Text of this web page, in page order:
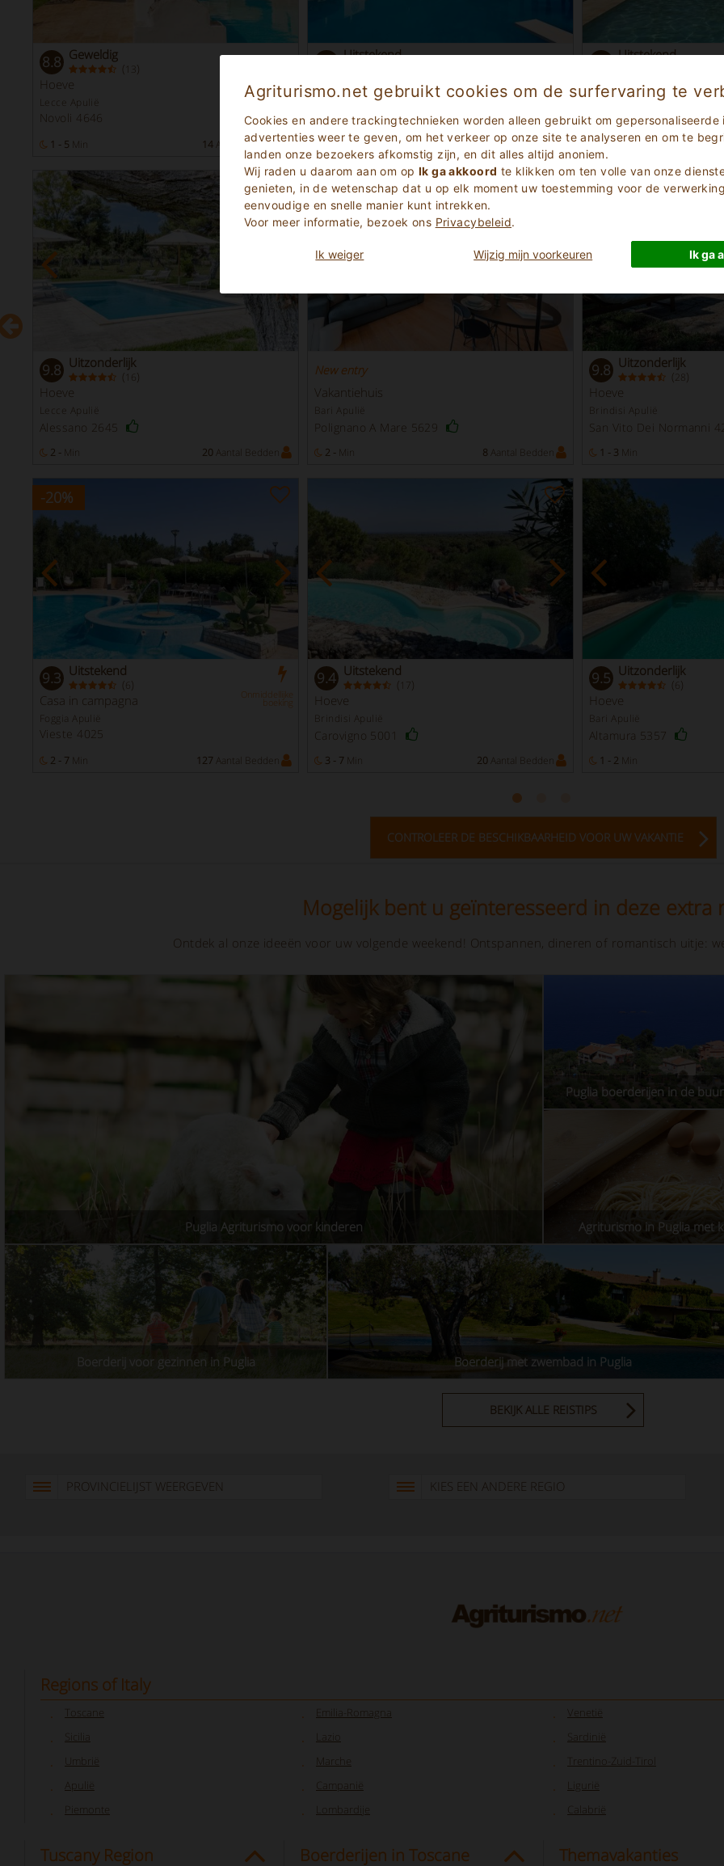
Agriturismo.net gebruikt cookies om de surfervaring te
Cookies en andere trackingtechnieken worden alleen gebruikt om gepersonaliseerde
advertenties weer te geven, om het verkeer op onze site te analyseren en om te
landen onze bezoekers afkomstig zijn, en dit alles altijd anoniem.
Wij raden u daarom aan om op Ik ga akkoord te klikken om ten volle van onze
genieten, in de wetenschap dat u op elk moment uw toestemming voor de
eenvoudige en snelle manier kunt intrekken.
Voor meer informatie, bezoek ons Privacybeleid.
Ik weiger Wijzig mijn voorkeuren Ik ga
8.8 Geweldig
( 13 )
Hoeve
Lecce Apulië
Novoli 4646
1 - 5 Min 14 Aantal Bedden
Uitstekend
Bed & Breakfast
Taranto Apulië
Massafra 517
1 -Min 10 Aantal Bedden
Uitstekend
Hoeve
Brindisi Apulië
Brindisi 2347
1 - 3Min
9.8 Uitzonderlijk
( )
Hoeve
Lecce Apulië
Alessano 2645
2 - Min 20 Aantal Bedden
-10%
New entry
Vakantiehuis
Bari Apulië
Polignano A Mare 5629
2 - Min 8 Aantal Bedden
9.8 Uitzonderlijk
(28 )
Hoeve
Brindisi Apulië
San Vito Dei Normanni
1 - 3 Min
-20%
9.3 Uitstekend
( )
Onmiddellijke
boeking
Casa in campagna
Foggia Apulië
Vieste 4025
2 - 7 Min 127 Aantal Bedden
9.4 Uitstekend
( 17 )
Hoeve
Brindisi Apulië
Carovigno 5001
3 - 7 Min 20 Aantal Bedden
9.5 Uitzonderlijk
( )
Hoeve
Bari Apulië
Altamura 5357
1 - 2 Min
CONTROLEER DE BESCHIKBAARHEID VOOR UW VAKANTIE
Mogelijk bent u geïnteresseerd in deze extra
Ontdek al onze ideeën voor uw volgende weekend! Ontspannen, dineren of romantisch uitje:
Puglia Agriturismo voor kinderen
Puglia boerderijen in de
Agriturismo in Puglia met
Boerderij voor gezinnen in Puglia Boerderij met zwembad in Puglia
BEKIJK ALLE REISTIPS
PROVINCIELIJST WEERGEVEN KIES EEN ANDERE REGIO
Regions of Italy
Toscane
Sicilia
Umbrië
Apulië
Piemonte
Emilia-Romagna
Lazio
Marche
Campanië
Lombardije
Venetië
Sardinië
Trentino-Zuid-Tirol
Ligurië
Calabrië
Tuscany Region Boerderijen in Toscane Themavakanties